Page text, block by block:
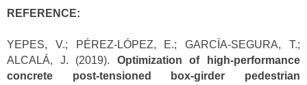
REFERENCE:
YEPES, V.; PÉREZ-LÓPEZ, E.; GARCÍA-SEGURA, T.;
ALCALÁ, J. (2019). Optimization of high-performance
concrete post-tensioned box-girder pedestrian